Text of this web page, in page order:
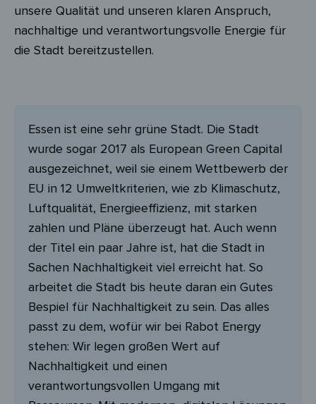
unsere Qualität und unseren klaren Anspruch,
nachhaltige und verantwortungsvolle Energie für
die Stadt bereitzustellen.
Essen ist eine sehr grüne Stadt. Die Stadt
wurde sogar 2017 als European Green Capital
ausgezeichnet, weil sie einem Wettbewerb der
EU in 12 Umweltkriterien, wie zb Klimaschutz,
Luftqualität, Energieeffizienz, mit starken
zahlen und Pläne überzeugt hat. Auch wenn
der Titel ein paar Jahre ist, hat die Stadt in
Sachen Nachhaltigkeit viel erreicht hat. So
arbeitet die Stadt bis heute daran ein Gutes
Bespiel für Nachhaltigkeit zu sein. Das alles
passt zu dem, wofür wir bei Rabot Energy
stehen: Wir legen großen Wert auf
Nachhaltigkeit und einen
verantwortungsvollen Umgang mit